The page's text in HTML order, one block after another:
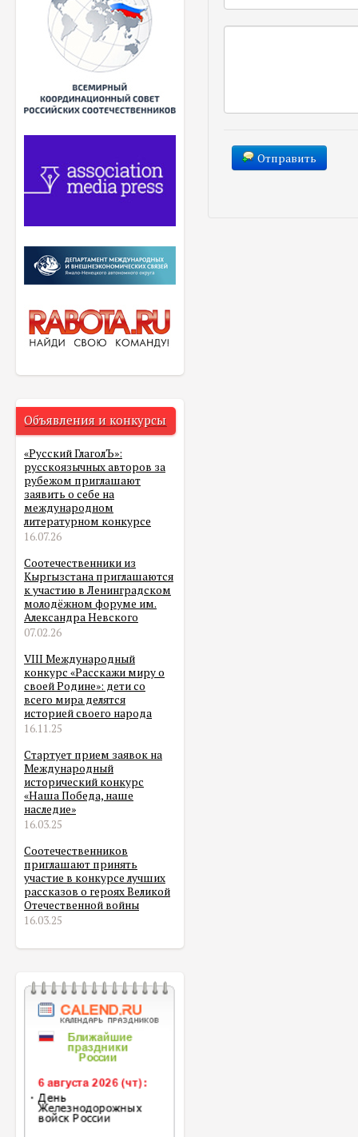
Объявления и конкурсы
«Русский ГлаголЪ»:
русскоязычных авторов за
рубежом приглашают
заявить о себе на
международном
литературном конкурсе
16.07.26
Соотечественники из
Кыргызстана приглашаются
к участию в Ленинградском
молодёжном форуме им.
Александра Невского
07.02.26
VIII Международный
конкурс «Расскажи миру о
своей Родине»: дети со
всего мира делятся
историей своего народа
16.11.25
Стартует прием заявок на
Международный
исторический конкурс
«Наша Победа, наше
наследие»
16.03.25
Соотечественников
приглашают принять
участие в конкурсе лучших
рассказов о героях Великой
Отечественной войны
16.03.25
Отправить